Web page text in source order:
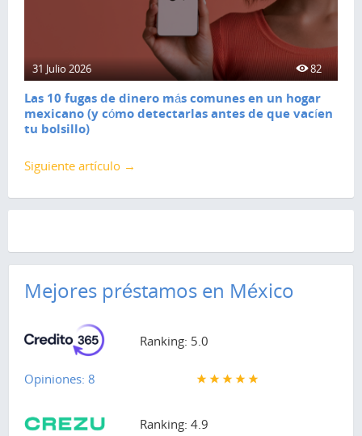
31 Julio 2026 82
Las 10 fugas de dinero más comunes en un hogar
mexicano (y cómo detectarlas antes de que vacíen
tu bolsillo)
Siguiente artículo →
Mejores préstamos en México
Ranking: 5.0
Opiniones: 8
Ranking: 4.9